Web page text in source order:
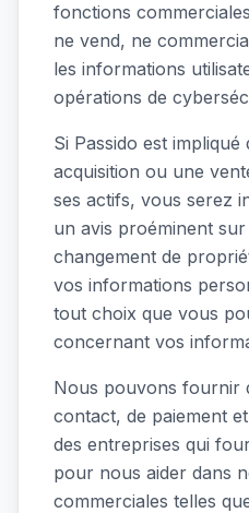
fonctions
ne vend, ne
les informations
opérations de
Si Passido est
acquisition ou une
ses actifs, vous serez
un avis proéminent
changement de
vos informations
tout choix que vous
concernant vos
Nous pouvons fournir
contact, de paiement
des entreprises qui
pour nous aider dans
commerciales telles